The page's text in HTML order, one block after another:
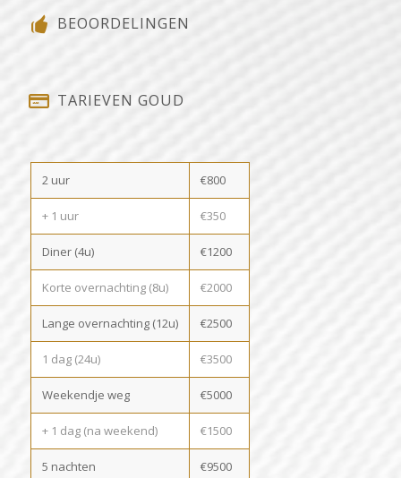
BEOORDELINGEN
TARIEVEN GOUD
2 uur €800
+ 1 uur €350
Diner (4u) €1200
Korte overnachting (8u) €2000
Lange overnachting (12u) €2500
1 dag (24u) €3500
Weekendje weg €5000
+ 1 dag (na weekend) €1500
5 nachten €9500